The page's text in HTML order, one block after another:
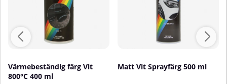
Värmebeständig färg Vit
800°C 400 ml
Matt Vit Sprayfärg 500 ml